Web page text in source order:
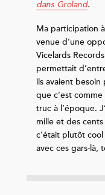
dans Groland.
Ma participation
venue d’une
Vicelards
permettait
ils avaient
que c’est comme
truc à l’époque.
mille et des
c’était plutôt
avec ces gars-là,